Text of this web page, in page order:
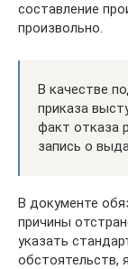
составление
произвольно.
В качестве
приказа
факт отказа
запись о
В документе
причины
указать
обстоятельств,